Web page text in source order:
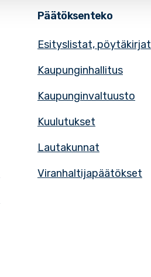
Päätöksenteko
Esityslistat, pöytäkirjat
Kaupunginhallitus
Kaupunginvaltuusto
Kuulutukset
Lautakunnat
Viranhaltijapäätökset